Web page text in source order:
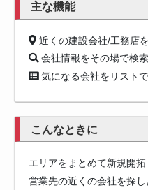
主な機能
近くの建設会社/工務店
会社情報をその場で検索
気になる会社をリスト
こんなときに
エリアをまとめて新規開
営業先の近くの会社を探し